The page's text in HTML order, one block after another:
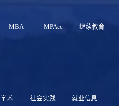
MBA MPAcc 继续教育
术 社会实践 就业信息